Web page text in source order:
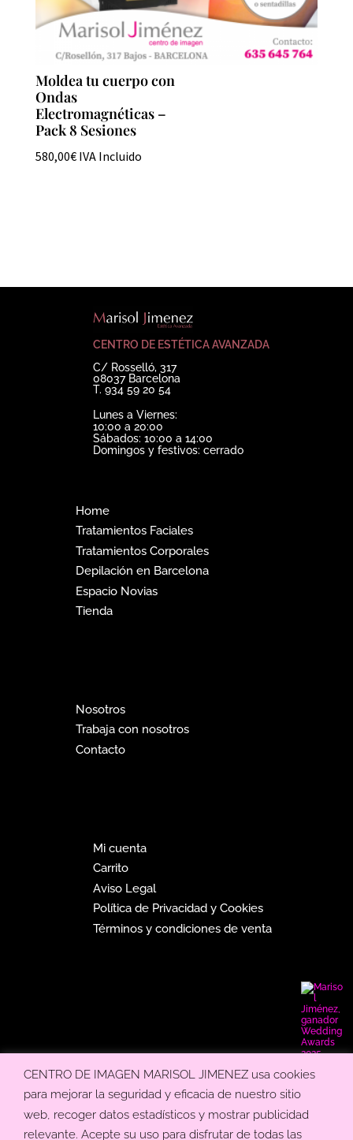
Moldea tu cuerpo con
Ondas
Electromagnéticas –
Pack 8 Sesiones
580,00€ IVA Incluido
CENTRO DE ESTÉTICA AVANZADA
C/ Rosselló, 317
08037 Barcelona
T. 934 59 20 54
Lunes a Viernes:
10:00 a 20:00
Sábados: 10:00 a 14:00
Domingos y festivos: cerrado
Home
Tratamientos Faciales
Tratamientos Corporales
Depilación en Barcelona
Espacio Novias
Tienda
Nosotros
Trabaja con nosotros
Contacto
Mi cuenta
Carrito
Aviso Legal
Política de Privacidad y Cookies
Términos y condiciones de venta
Copyright Marisol Jimenez 2023
CENTRO DE IMAGEN MARISOL JIMENEZ usa cookies
para mejorar la seguridad y eficacia de nuestro sitio
web, recoger datos estadísticos y mostrar publicidad
relevante. Acepte su uso para disfrutar de todas las